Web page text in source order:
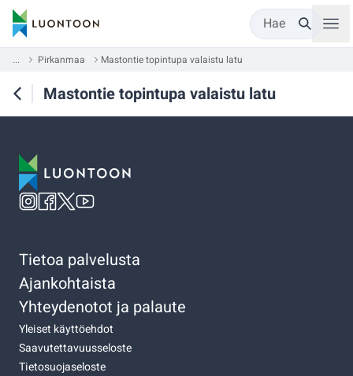
Hae
... Pirkanmaa Mastontie topintupa valaistu latu
Mastontie topintupa valaistu latu
Tietoa palvelusta
Ajankohtaista
Yhteydenotot ja palaute
Yleiset käyttöehdot
Saavutettavuusseloste
Tietosuojaseloste